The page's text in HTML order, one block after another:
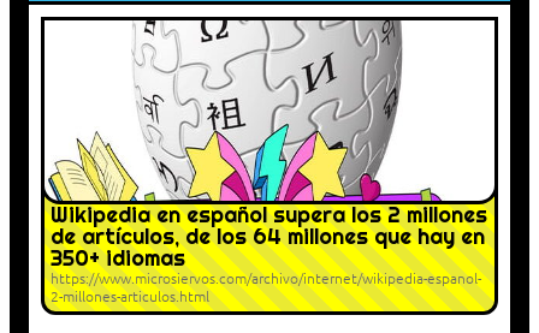
Wikipedia en español supera los 2 millones
de artículos, de los 64 millones que hay en
350+ idiomas
https://www.microsiervos.com/archivo/internet/wikipedia-espanol-
2-millones-articulos.html